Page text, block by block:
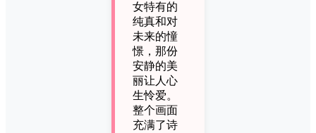
女特有的
纯真和对
未来的憧
憬，那份
安静的美
丽让人心
生怜爱。
整个画面
充满了诗